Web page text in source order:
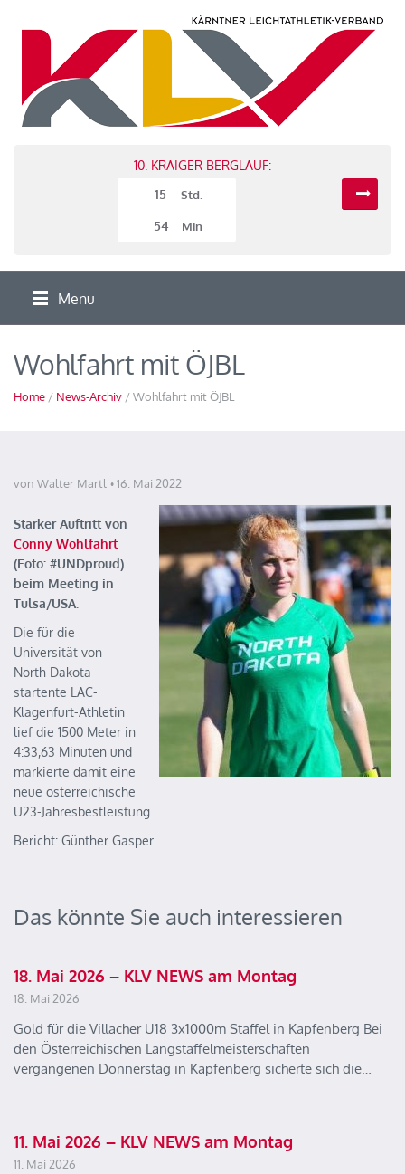
10. KRAIGER BERGLAUF:
15
Std.
54 Min
Menu
Wohlfahrt mit ÖJBL
Home / News-Archiv / Wohlfahrt mit ÖJBL
von Walter Martl 16. Mai 2022
Starker Auftritt von
Conny Wohlfahrt
(Foto: #UNDproud)
beim Meeting in
Tulsa/USA.
Die für die
Universität von
North Dakota
startente LAC-
Klagenfurt-Athletin
lief die 1500 Meter in
4:33,63 Minuten und
markierte damit eine
neue österreichische
U23-Jahresbestleistung.
Bericht: Günther Gasper
Das könnte Sie auch interessieren
18. Mai 2026 – KLV NEWS am Montag
18. Mai 2026
Gold für die Villacher U18 3x1000m Staffel in Kapfenberg Bei
den Österreichischen Langstaffelmeisterschaften
vergangenen Donnerstag in Kapfenberg sicherte sich die…
11. Mai 2026 – KLV NEWS am Montag
11. Mai 2026